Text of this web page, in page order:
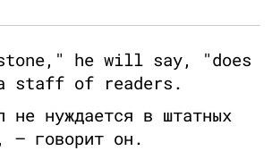
he will say, "does
staff of readers.
не нуждается в штатных
– говорит он.